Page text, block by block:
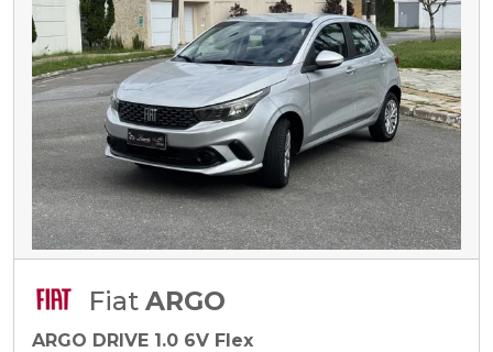
Fiat ARGO
ARGO DRIVE 1.0 6V Flex